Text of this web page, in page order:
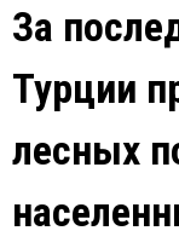
За
Турции
лесных